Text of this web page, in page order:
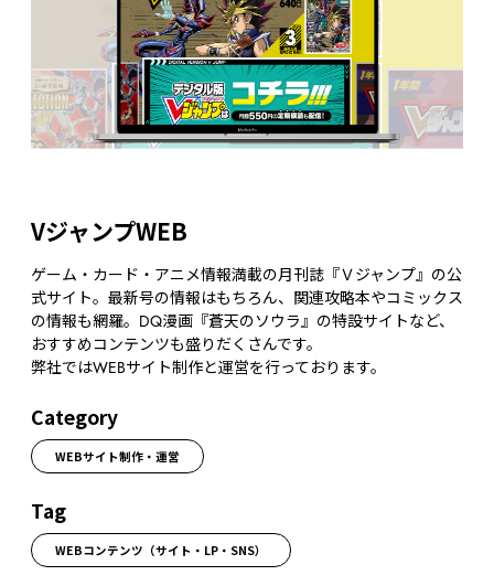
VジャンプWEB
ゲーム・カード・アニメ情報満載の月刊誌『Ｖジャンプ』の公
式サイト。最新号の情報はもちろん、関連攻略本やコミックス
の情報も網羅。DQ漫画『蒼天のソウラ』の特設サイトなど、
おすすめコンテンツも盛りだくさんです。
弊社ではWEBサイト制作と運営を行っております。
Category
WEBサイト制作・運営
Tag
WEBコンテンツ（サイト・LP・SNS）